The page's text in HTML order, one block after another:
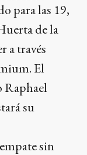
para las 19,
de la
a través
El
Raphael
su
sin